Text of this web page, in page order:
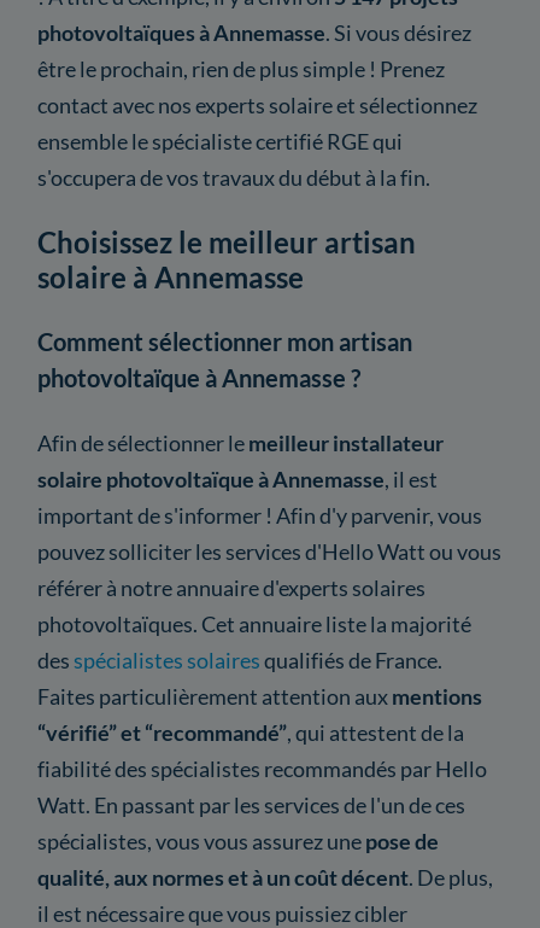
photovoltaïques à Annemasse. Si vous désirez
être le prochain, rien de plus simple ! Prenez
contact avec nos experts solaire et sélectionnez
ensemble le spécialiste certifié RGE qui
s'occupera de vos travaux du début à la fin.
Choisissez le meilleur artisan
solaire à Annemasse
Comment sélectionner mon artisan
photovoltaïque à Annemasse ?
Afin de sélectionner lemeilleur installateur
solaire photovoltaïque à Annemasse, il est
important de s'informer ! Afin d'y parvenir, vous
pouvez solliciter les services d'Hello Watt ou vous
référer à notre annuaire d'experts solaires
photovoltaïques. Cet annuaire liste la majorité
desspécialistes solairesqualifiés de France.
Faites particulièrement attention auxmentions
“vérifié” et “recommandé”, qui attestent de la
fiabilité des spécialistes recommandés par Hello
Watt. En passant par les services de l'un de ces
spécialistes, vous vous assurez unepose de
qualité, aux normes et à un coût décent. De plus,
il est nécessaire que vous puissiez cibler